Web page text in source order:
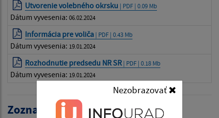
Nezobrazovať
Utvorenie volebného okrsku | PDF | 0.09 Mb
Dátum vyvesenia: 06.02.2024
Informácia pre voliča | PDF | 0.43 Mb
Dátum vyvesenia: 19.01.2024
Rozhodnutie predsedu NR SR| PDF | 0.18 Mb
Dátum vyvesenia: 19.01.2024
Zoznam volieb: